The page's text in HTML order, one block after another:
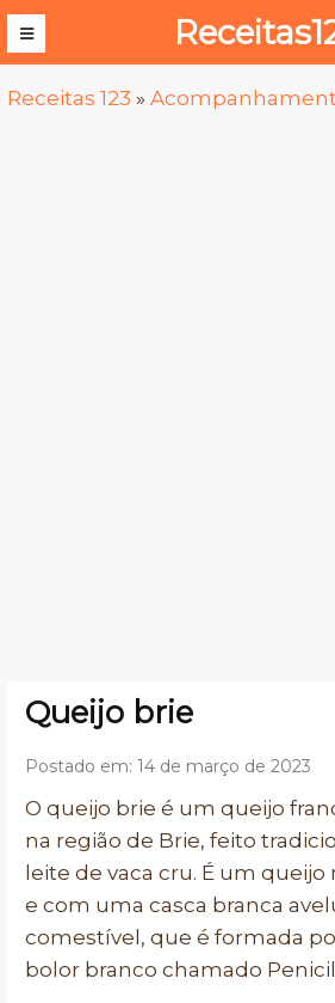
Receitas 123 »
Queijo brie
Postado em: 14 de março de 2023
O queijo brie é um queijo
na região de Brie, feito
leite de vaca cru. É um
e com uma casca branca
comestível, que é formada
bolor branco chamado